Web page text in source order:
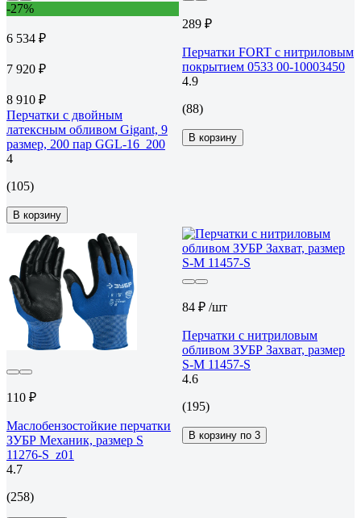
-27%
6 534 ₽
7 920 ₽
8 910 ₽
Перчатки с двойным
латексным обливом Gigant, 9
размер, 200 пар GGL-16_200
4
(105)
В корзину
289 ₽
Перчатки FORT с нитриловым
покрытием 0533 00-10003450
4.9
(88)
В корзину
110 ₽
Маслобензостойкие перчатки
ЗУБР Механик, размер S
11276-S_z01
4.7
(258)
84 ₽ /шт
Перчатки с нитриловым
обливом ЗУБР Захват, размер
S-M 11457-S
4.6
(195)
В корзину по 3